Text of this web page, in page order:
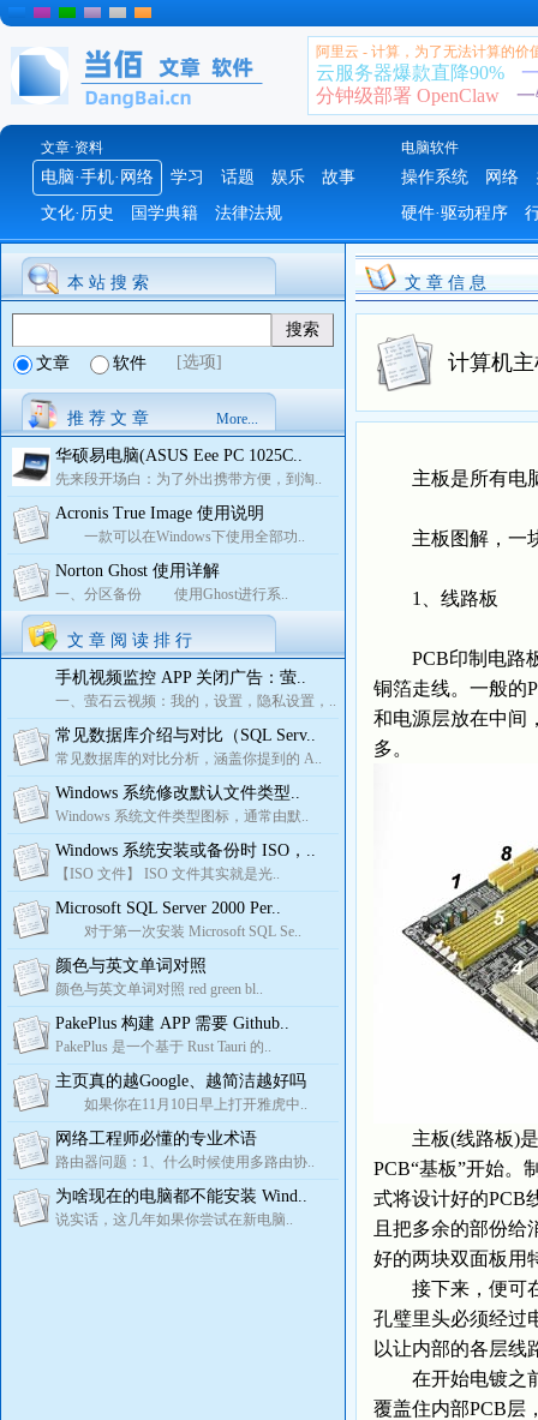
阿里云 - 计算，为了无法计算的价
云服务器爆款直降90%
分钟级部署 OpenClaw
文章·资料 电脑软件
电脑·手机·网络 学习 话题 娱乐
故事
文化·历史
国学典籍 法律法规
操作系统 网络
硬件·驱动程序
本 站 搜 索
文章 软件 [选项]
推 荐 文 章 More...
华硕易电脑(ASUS Eee PC 1025C..
先来段开场白：为了外出携带方便，到淘..
Acronis True Image 使用说明
一款可以在Windows下使用全部功..
Norton Ghost 使用详解
一、分区备份 使用Ghost进行系..
文 章 阅 读 排 行
手机视频监控 APP 关闭广告：萤..
一、萤石云视频：我的，设置，隐私设置，..
常见数据库介绍与对比（SQL Serv..
常见数据库的对比分析，涵盖你提到的 A..
Windows 系统修改默认文件类型..
Windows 系统文件类型图标，通常由默..
Windows 系统安装或备份时 ISO，..
【ISO 文件】 ISO 文件其实就是光..
Microsoft SQL Server 2000 Per..
对于第一次安装 Microsoft SQL Se..
颜色与英文单词对照
颜色与英文单词对照 red green bl..
PakePlus 构建 APP 需要 Github..
PakePlus 是一个基于 Rust Tauri 的..
主页真的越Google、越简洁越好吗
如果你在11月10日早上打开雅虎中..
网络工程师必懂的专业术语
路由器问题：1、什么时候使用多路由协..
为啥现在的电脑都不能安装 Wind..
说实话，这几年如果你尝试在新电脑..
文 章 信 息
计算机
主板是所有电脑
主板图解，一块
1、线路板
PCB印制电路板
铜箔走线。一般的
和电源层放在中间
多。
主板(线路板)是
PCB“基板”开始。
式将设计好的PCB
且把多余的部份给
好的两块双面板用
接下来，便可在
孔璧里头必须经过
以让内部的各层线
在开始电镀之前
覆盖住内部PCB层